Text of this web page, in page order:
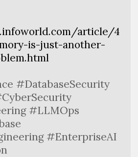
article/4
is-just-another-
#DatabaseSecurity
#LLMOps
#EnterpriseAI